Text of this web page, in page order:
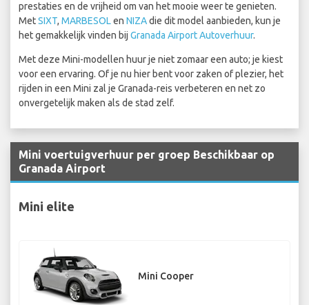
prestaties en de vrijheid om van het mooie weer te genieten.
MetSIXT, MARBESOLen NIZAdie dit model aanbieden, kun je
het gemakkelijk vinden bij Granada Airport Autoverhuur.
Met deze Mini-modellen huur je niet zomaar een auto; je kiest
voor een ervaring. Of je nu hier bent voor zaken of plezier, het
rijden in een Mini zal je Granada-reis verbeteren en net zo
onvergetelijk maken als de stad zelf.
Mini voertuigverhuur per groep Beschikbaar op
Granada Airport
Mini elite
Mini Cooper